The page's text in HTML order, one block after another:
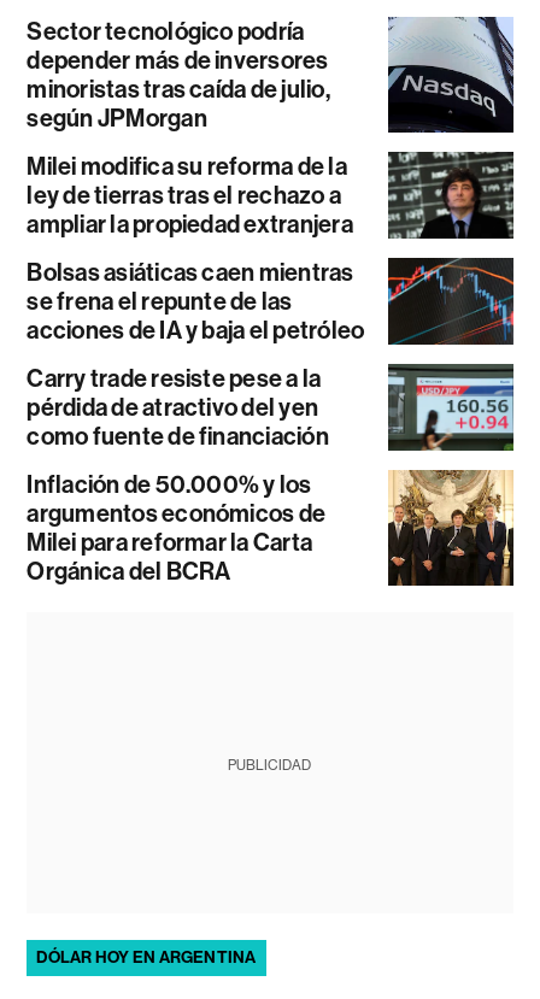
Sector tecnológico podría
depender más de inversores
minoristas tras caída de julio,
según JPMorgan
Milei modifica su reforma de la
ley de tierras tras el rechazo a
ampliar la propiedad extranjera
Bolsas asiáticas caen mientras
se frena el repunte de las
acciones de IA y baja el petróleo
Carry trade resiste pese a la
pérdida de atractivo del yen
como fuente de financiación
Inflación de 50.000% y los
argumentos económicos de
Milei para reformar la Carta
Orgánica del BCRA
PUBLICIDAD
DÓLAR HOY EN ARGENTINA